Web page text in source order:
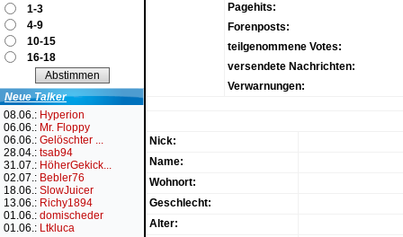
1-3
4-9
10-15
16-18
Neue Talker
08.06.: Hyperion
06.06.: Mr. Floppy
06.06.: Gelöschter ...
28.04.: tsab94
31.07.: HöherGekick...
02.07.: Bebler76
18.06.: SlowJuicer
13.06.: Richy1894
01.06.: domischeder
01.06.: Ltkluca
Pagehits:
Forenposts:
teilgenommene Votes:
versendete Nachrichten:
Verwarnungen:
Nick:
Name:
Wohnort:
Geschlecht:
Alter: